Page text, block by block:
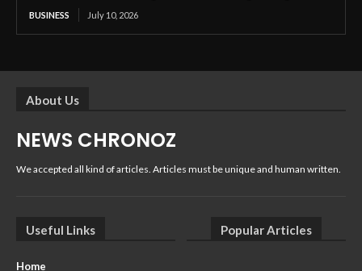
BUSINESS July 10, 2026
About Us
NEWS CHRONOZ
We accepted all kind of articles. Articles must be unique and human written.
Useful Links
Home
Popular Articles